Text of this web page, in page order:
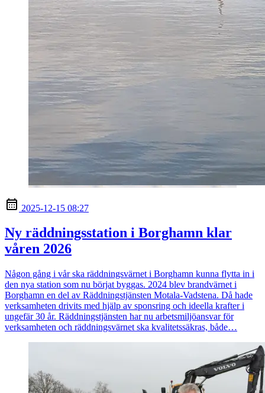
2025-12-15 08:27
Ny räddningsstation i Borghamn klar
våren 2026
Någon gång i vår ska räddningsvärnet i Borghamn kunna flytta in i
den nya station som nu börjat byggas. 2024 blev brandvärnet i
Borghamn en del av Räddningstjänsten Motala-Vadstena. Då hade
verksamheten drivits med hjälp av sponsring och ideella krafter i
ungefär 30 år. Räddningstjänsten har nu arbetsmiljöansvar för
verksamheten och räddningsvärnet ska kvalitetssäkras, både…